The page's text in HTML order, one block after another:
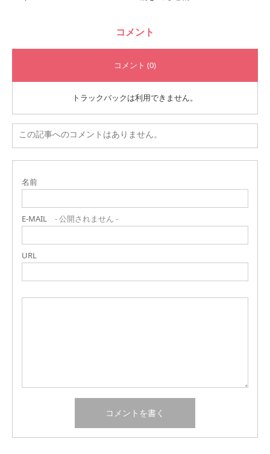
コメント
コメント (0)
トラックバックは利用できません。
この記事へのコメントはありません。
名前
E-MAIL - 公開されません -
URL